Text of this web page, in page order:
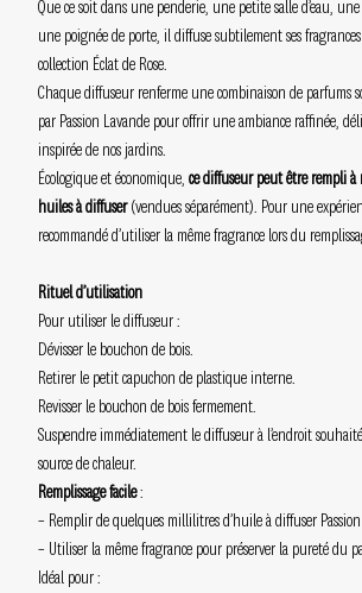
Que ce soit dans une penderie, une petite salle d’eau,
une poignée de porte, il diffuse subtilement ses
collection Éclat de Rose.
Chaque diffuseur renferme une combinaison de parfums
par Passion Lavande pour offrir une ambiance raffinée,
inspirée de nos jardins.
Écologique et économique, ce diffuseur peut être rempli à
huiles à diffuser(vendues séparément). Pour une
recommandé d’utiliser la même fragrance lors du
Rituel d’utilisation
Pour utiliser le diffuseur :
Dévisser le bouchon de bois.
Retirer le petit capuchon de plastique interne.
Revisser le bouchon de bois fermement.
Suspendre immédiatement le diffuseur à l’endroit
source de chaleur.
Remplissage facile:
– Remplir de quelques millilitres d’huile à diffuser
– Utiliser la même fragrance pour préserver la pureté du
Idéal pour :